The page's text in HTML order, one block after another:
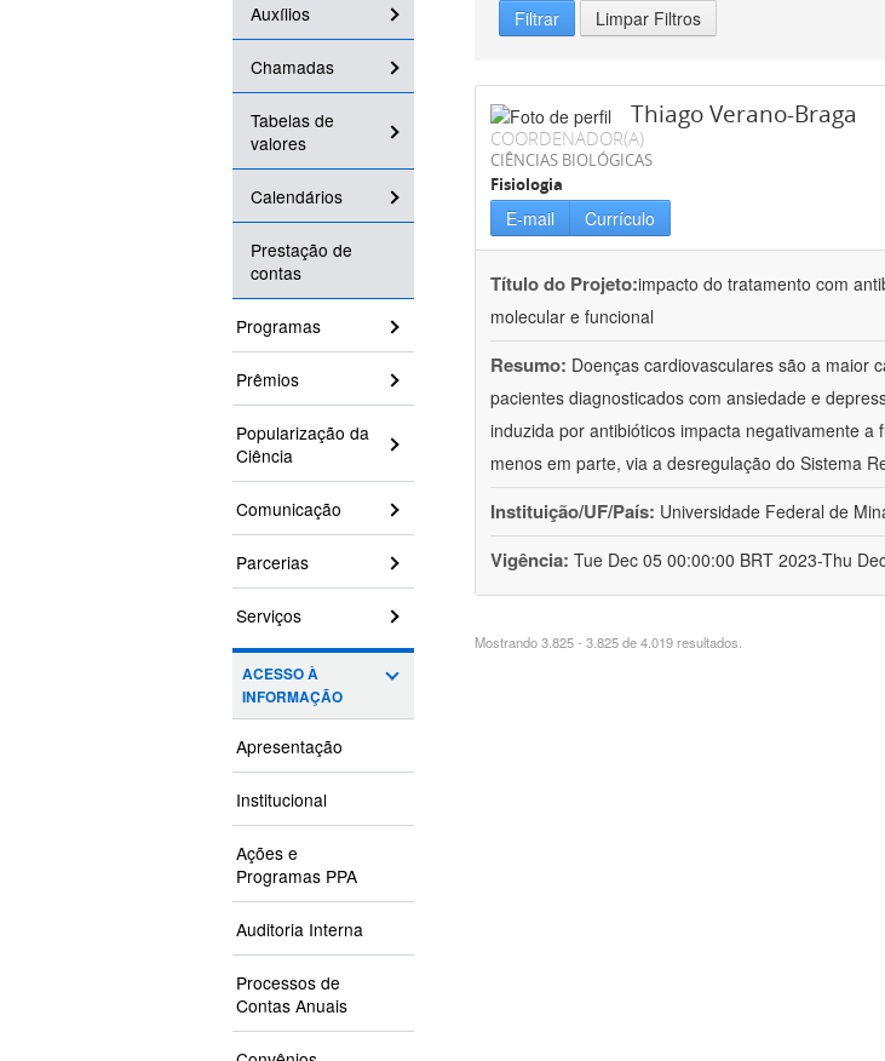
Auxílios
Chamadas
Tabelas de
valores
Calendários
Prestação de
contas
Programas
Prêmios
Popularização da
Ciência
Comunicação
Parcerias
Serviços
ACESSO À
INFORMAÇÃO
Apresentação
Institucional
Ações e
Programas PPA
Auditoria Interna
Processos de
Contas Anuais
Filtrar Limpar Filtros
Thiago Verano-Braga
COORDENADOR(A)
CIÊNCIAS BIOLÓGICAS
Fisiologia
E-mail Currículo
Título do Projeto:impacto do tratamento com
molecular e funcional
Resumo: Doenças cardiovasculares são a maior
pacientes diagnosticados com ansiedade e
induzida por antibióticos impacta negativamente
menos em parte, via a desregulação do Sistema
Instituição/UF/País: Universidade Federal de
Vigência: Tue Dec 05 00:00:00 BRT 2023-Thu
Mostrando 3.825 - 3.825 de 4.019 resultados.